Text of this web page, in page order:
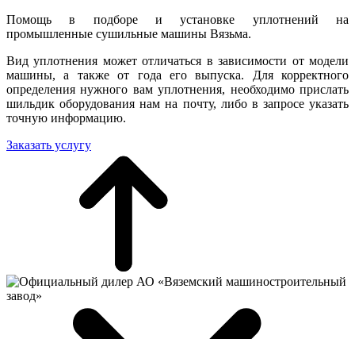
Помощь в подборе и установке уплотнений на
промышленные сушильные машины Вязьма.
Вид уплотнения может отличаться в зависимости от модели
машины, а также от года его выпуска. Для корректного
определения нужного вам уплотнения, необходимо прислать
шильдик оборудования нам на почту, либо в запросе указать
точную информацию.
Заказать услугу